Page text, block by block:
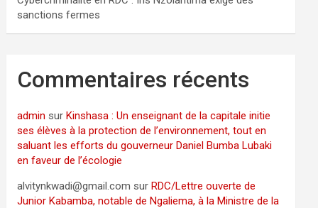
sanctions fermes
Commentaires récents
admin surKinshasa : Un enseignant de la capitale initie
ses élèves à la protection de l’environnement, tout en
saluant les efforts du gouverneur Daniel Bumba Lubaki
en faveur de l’écologie
alvitynkwadi@gmail.com surRDC/Lettre ouverte de
Junior Kabamba, notable de Ngaliema, à la Ministre de la